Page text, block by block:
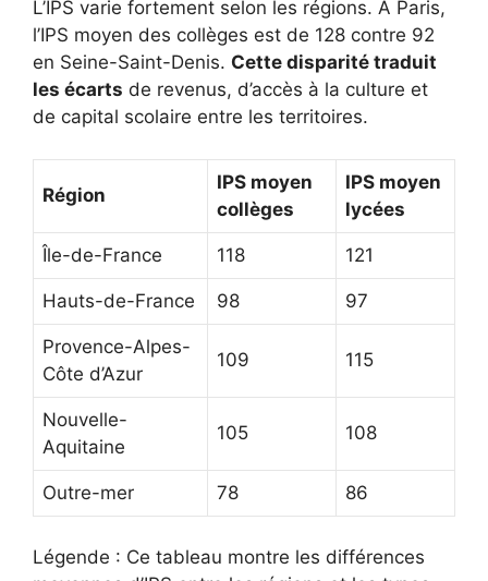
L’IPS varie fortement selon les régions. À Paris,
l’IPS moyen des collèges est de 128 contre 92
en Seine-Saint-Denis. Cette disparité traduit
les écarts de revenus, d’accès à la culture et
de capital scolaire entre les territoires.
Région
IPS moyen
collèges
IPS moyen
lycées
Île-de-France 118 121
Hauts-de-France 98 97
Provence-Alpes-
Côte d’Azur
109 115
Nouvelle-
Aquitaine
105 108
Outre-mer 78 86
Légende : Ce tableau montre les différences